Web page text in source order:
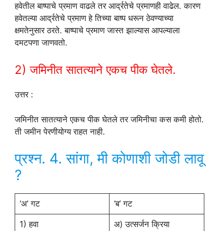
हवेतील बाष्पाचे प्रमाण वाढले तर आर्द्रतेचे प्रमाणही वाढेल. कारण
हवेतल्या आर्द्रतेचे प्रमाण हे तिच्या बाष्प धरून ठेवण्याच्या
क्षमतेनुसार ठरते. बाष्पाचे प्रमाण जास्त झाल्यास आपल्याला
दमटपणा जाणवतो.
2) जमिनीत सातत्याने एकच पीक घेतले.
उत्तर :
जमिनीत सातत्याने एकच पीक घेतले तर जमिनीचा कस कमी होतो.
ती जमीन पेरणीयोग्य राहत नाही.
प्रश्न. 4. सांगा, मी कोणाशी जोडी लावू
?
‘अ’ गट ‘ब’ गट
1) हवा
अ) उत्सर्जन क्रिया